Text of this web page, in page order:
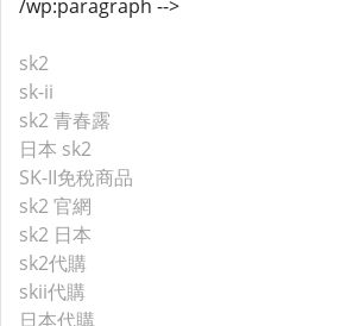
/wp:paragraph -->
sk2
sk-ii
sk2 青春露
日本 sk2
SK-II免稅商品
sk2 官網
sk2 日本
sk2代購
skii代購
日本代購